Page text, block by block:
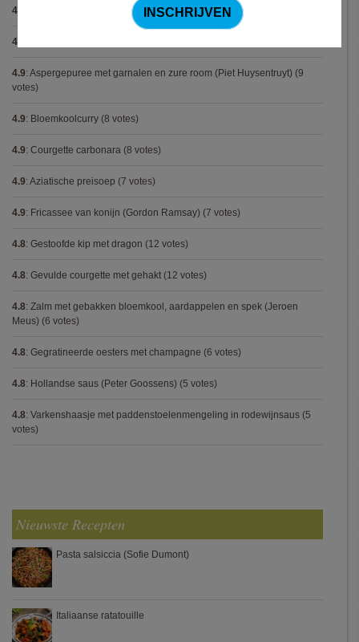
4.9 Steak chimichurri (Gordon Ramsay)(10 votes)
4.9
4.9: Aspergepuree met garnalen en zure room (Piet Huysentruyt) (9
votes)
4.9: Bloemkoolcurry (8 votes)
4.9: Courgette carbonara (8 votes)
4.9: Aziatische preisoep (7 votes)
4.9: Fricassee van konijn (Gordon Ramsay) (7 votes)
4.8: Gestoofde kip met dragon (12 votes)
4.8: Gevulde courgette met gehakt (12 votes)
4.8: Zalm met gebakken bloemkool, aardappelen en spek (Jeroen
Meus) (6 votes)
4.8: Gegratineerde oesters met champagne (6 votes)
4.8: Hollandse saus (Peter Goossens) (5 votes)
4.8: Varkenshaasje met paddenstoelenmengeling in rodewijnsaus (5
votes)
Nieuwste Recepten
Pasta salsiccia (Sofie Dumont)
Italiaanse ratatouille